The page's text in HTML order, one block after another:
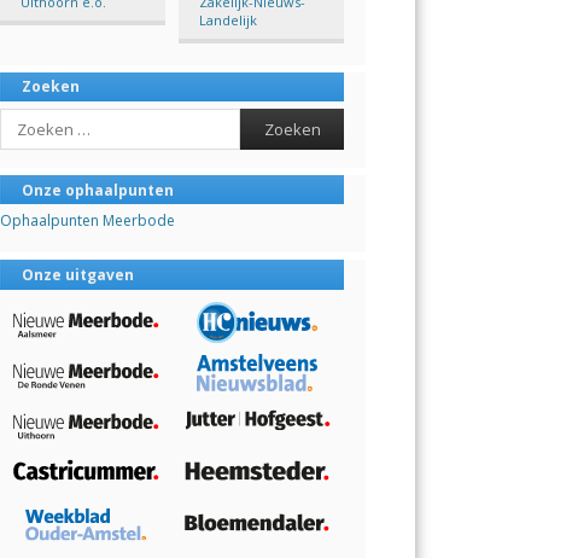
Landelijk
Zoeken
Search
Onze ophaalpunten
Ophaalpunten Meerbode
Onze uitgaven